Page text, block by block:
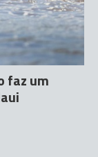
faz um